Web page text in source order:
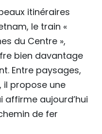
itinéraires
le train «
du Centre »,
bien davantage
Entre paysages,
il propose une
affirme aujourd’hui
de fer